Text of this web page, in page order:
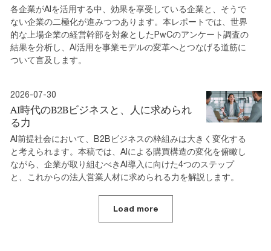
各企業がAIを活用する中、効果を享受している企業と、そうで
ない企業の二極化が進みつつあります。本レポートでは、世界
的な上場企業の経営幹部を対象としたPwCのアンケート調査の
結果を分析し、AI活用を事業モデルの変革へとつなげる道筋に
ついて言及します。
2026-07-30
AI時代のB2Bビジネスと、人に求められ
る力
AI前提社会において、B2Bビジネスの枠組みは大きく変化する
と考えられます。本稿では、AIによる購買構造の変化を俯瞰し
ながら、企業が取り組むべきAI導入に向けた4つのステップ
と、これからの法人営業人材に求められる力を解説します。
Load more